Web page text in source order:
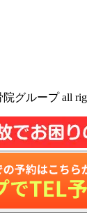
グループ all